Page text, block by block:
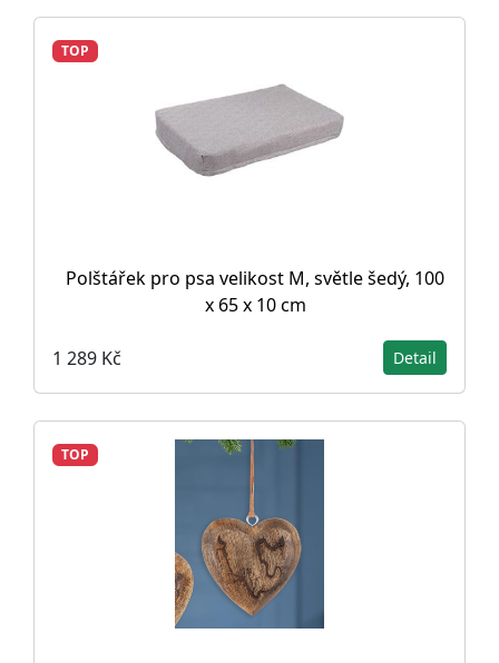
TOP
Polštářek pro psa velikost M, světle šedý, 100
x 65 x 10 cm
1 289 Kč Detail
TOP